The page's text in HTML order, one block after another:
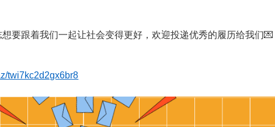
要跟着我们一起让社会变得更好，欢迎投递优秀的履历给我们💌
twi7kc2d2gx6br8